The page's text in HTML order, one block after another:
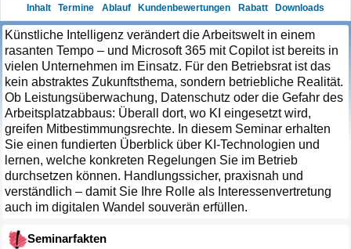
Inhalt Termine Ablauf Kundenbewertungen Rabatt Downloads
Künstliche Intelligenz verändert die Arbeitswelt in einem
rasanten Tempo – und Microsoft 365 mit Copilot ist bereits in
vielen Unternehmen im Einsatz. Für den Betriebsrat ist das
kein abstraktes Zukunftsthema, sondern betriebliche Realität.
Ob Leistungsüberwachung, Datenschutz oder die Gefahr des
Arbeitsplatzabbaus: Überall dort, wo KI eingesetzt wird,
greifen Mitbestimmungsrechte. In diesem Seminar erhalten
Sie einen fundierten Überblick über KI-Technologien und
lernen, welche konkreten Regelungen Sie im Betrieb
durchsetzen können. Handlungssicher, praxisnah und
verständlich – damit Sie Ihre Rolle als Interessenvertretung
auch im digitalen Wandel souverän erfüllen.
Seminarfakten